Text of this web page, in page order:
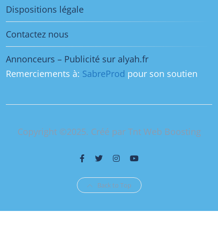
Dispositions légale
Contactez nous
Annonceurs – Publicité sur alyah.fr
Remerciements à: SabreProd pour son soutien
Copyright ©2025. Créé par Tnt Web Boosting
Back to Top